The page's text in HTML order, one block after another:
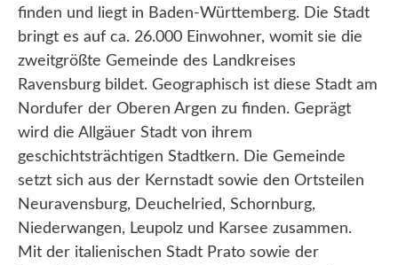
finden und liegt in Baden-Württemberg. Die Stadt
bringt es auf ca. 26.000 Einwohner, womit sie die
zweitgrößte Gemeinde des Landkreises
Ravensburg bildet. Geographisch ist diese Stadt am
Nordufer der Oberen Argen zu finden. Geprägt
wird die Allgäuer Stadt von ihrem
geschichtsträchtigen Stadtkern. Die Gemeinde
setzt sich aus der Kernstadt sowie den Ortsteilen
Neuravensburg, Deuchelried, Schornburg,
Niederwangen, Leupolz und Karsee zusammen.
Mit der italienischen Stadt Prato sowie der